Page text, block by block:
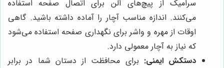
سرامیک از پیچ‌های آلن برای اتصال صفحه استفاده
می‌کنند. اندازه مناسب آچار را آماده داشته باشید. گاهی
اوقات از مهره و واشر برای نگهداری صفحه استفاده می‌شود
که نیاز به آچار معمولی دارد.
دستکش ایمنی: برای محافظت از دستان شما در برابر